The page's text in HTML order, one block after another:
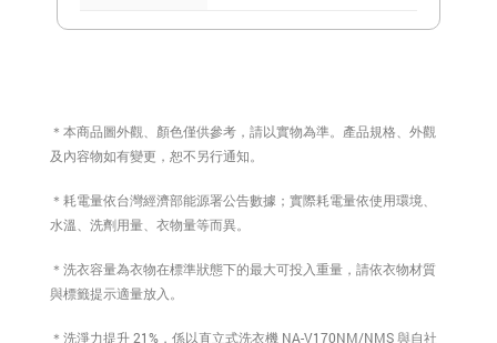
＊本商品圖外觀、顏色僅供參考，請以實物為準。產品規格、外觀
及內容物如有變更，恕不另行通知。
＊耗電量依台灣經濟部能源署公告數據；實際耗電量依使用環境、
水溫、洗劑用量、衣物量等而異。
＊洗衣容量為衣物在標準狀態下的最大可投入重量，請依衣物材質
與標籤提示適量放入。
＊洗淨力提升 21%，係以直立式洗衣機 NA-V170NM/NMS 與自社